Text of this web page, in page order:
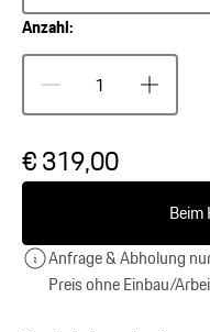
Anzahl:
€ 319,00
Beim
Anfrage & Abholung
Preis ohne Einbau/